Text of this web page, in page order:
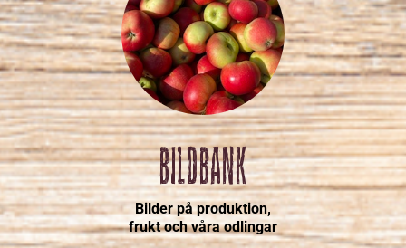
BILDBANK
Bilder på produktion,
frukt och våra odlingar